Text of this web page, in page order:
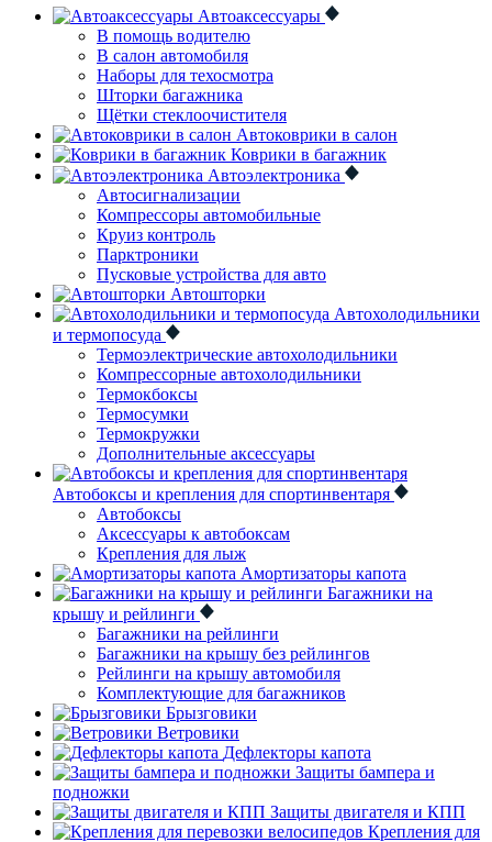
Автоаксессуары
В помощь водителю
В салон автомобиля
Наборы для техосмотра
Шторки багажника
Щётки стеклоочистителя
Автоковрики в салон
Коврики в багажник
Автоэлектроника
Автосигнализации
Компрессоры автомобильные
Круиз контроль
Парктроники
Пусковые устройства для авто
Автошторки
Автохолодильники
и термопосуда
Термоэлектрические автохолодильники
Компрессорные автохолодильники
Термокбоксы
Термосумки
Термокружки
Дополнительные аксессуары
Автобоксы и крепления для спортинвентаря
Автобоксы
Аксессуары к автобоксам
Крепления для лыж
Амортизаторы капота
Багажники на
крышу и рейлинги
Багажники на рейлинги
Багажники на крышу без рейлингов
Рейлинги на крышу автомобиля
Комплектующие для багажников
Брызговики
Ветровики
Дефлекторы капота
Защиты бампера и
подножки
Защиты двигателя и КПП
Крепления для